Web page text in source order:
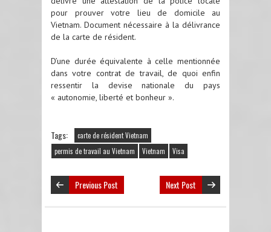
pour prouver votre lieu de domicile au
Vietnam. Document nécessaire à la délivrance
de la carte de résident.
D’une durée équivalente à celle mentionnée
dans votre contrat de travail, de quoi enfin
ressentir la devise nationale du pays
« autonomie, liberté et bonheur ».
Tags:
carte de résident Vietnam
permis de travail au Vietnam
Vietnam Visa
Previous Post Next Post